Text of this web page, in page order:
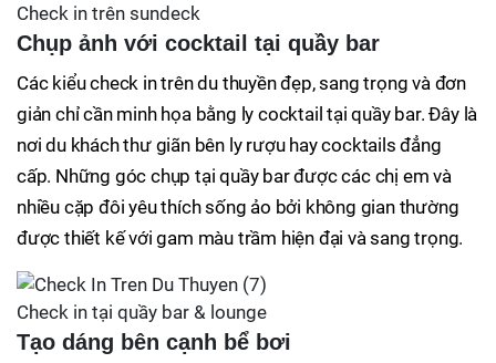
Check in trên sundeck
Chụp ảnh với cocktail tại quầy bar
Các kiểu check in trên du thuyền đẹp, sang trọng và đơn
giản chỉ cần minh họa bằng ly cocktail tại quầy bar. Đây là
nơi du khách thư giãn bên ly rượu hay cocktails đẳng
cấp. Những góc chụp tại quầy bar được các chị em và
nhiều cặp đôi yêu thích sống ảo bởi không gian thường
được thiết kế với gam màu trầm hiện đại và sang trọng.
Check in tại quầy bar & lounge
Tạo dáng bên cạnh bể bơi